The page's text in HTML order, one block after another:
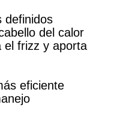
definidos
del calor
el frizz y aporta
eficiente